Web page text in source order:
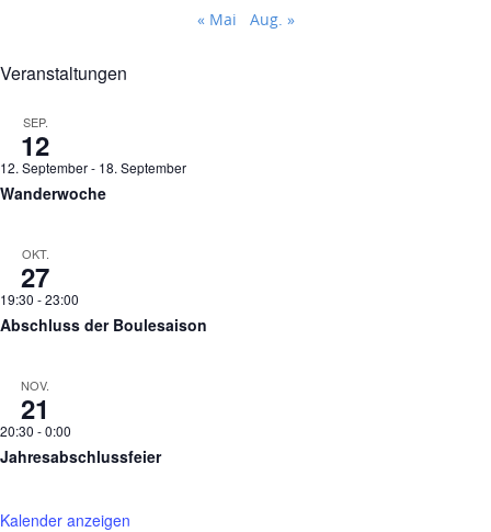
« Mai
Aug. »
Veranstaltungen
SEP.
12
12. September- 18. September
Wanderwoche
OKT.
27
19:30 -23:00
Abschluss der Boulesaison
NOV.
21
20:30 -0:00
Jahresabschlussfeier
Kalender anzeigen